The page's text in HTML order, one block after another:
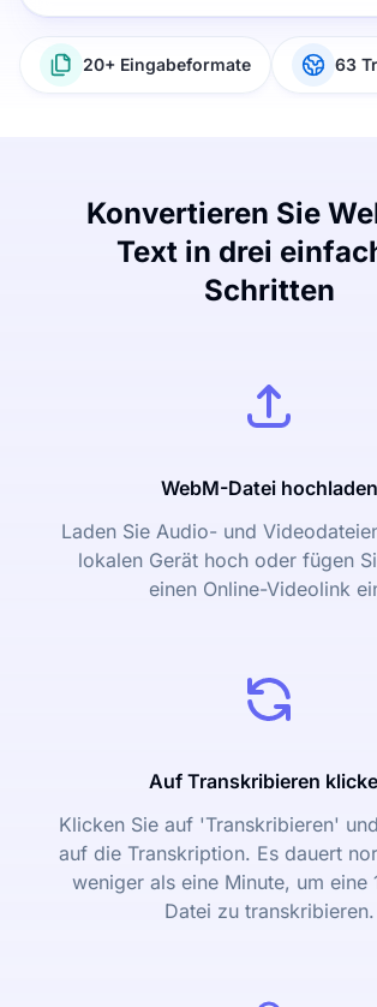
20+ Eingabeformate 63
Konvertieren Sie
Text in drei
Schritten
WebM-Datei hochladen
Laden Sie Audio- und
lokalen Gerät hoch oder fügen
einen Online-Videolink
Auf Transkribieren
Klicken Sie auf 'Transkribieren'
auf die Transkription. Es dauert
weniger als eine Minute, um eine
Datei zu transkribieren.